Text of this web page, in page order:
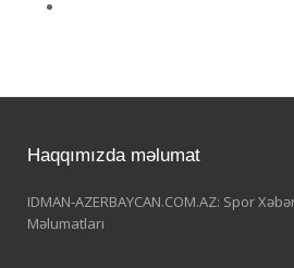
Haqqımızda məlumat
IDMAN-AZERBAYCAN.COM.AZ: Spor
Məlumatları